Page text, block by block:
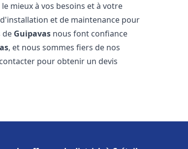
mieux à vos besoins et à votre
et de maintenance pour
de Guipavas nous font confiance
, et nous sommes fiers de nos
pour obtenir un devis